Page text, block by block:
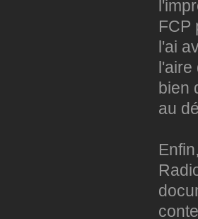
FCP
l'ai
l'aire
bien
au